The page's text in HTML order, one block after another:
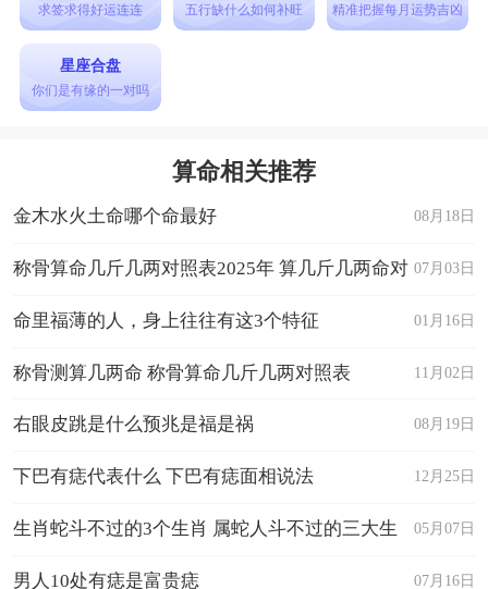
求签求得好运连连 五行缺什么如何补旺 精准把握每月运势吉凶
星座合盘
你们是有缘的一对吗
算命相关推荐
08月18日
金木水火土命哪个命最好
07月03日
称骨算命几斤几两对照表2025年 算几斤几两命对
照表 01月16日
命里福薄的人，身上往往有这3个特征
11月02日
称骨测算几两命 称骨算命几斤几两对照表
08月19日
右眼皮跳是什么预兆是福是祸
12月25日
下巴有痣代表什么 下巴有痣面相说法
05月07日
生肖蛇斗不过的3个生肖 属蛇人斗不过的三大生
肖 07月16日
男人10处有痣是富贵痣